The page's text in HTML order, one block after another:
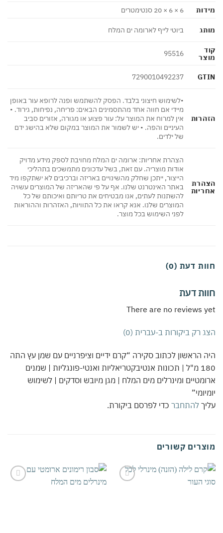
6 × 6 × 20 סנטימטרים
ביוטי לייף לארומה ים המלח
95516
7290010492237
•לשימוש חיצוני בלבד. הפסק להשתמש ופנה לרופא עור באופן
מיידי אם חווה אחד מהתסמינים הבאים: פריחה, נפיחות, גירוד. •
אין למרוח את המוצר על: עור פצוע או מגורה, אזורים סביב
העיניים והפה. • יש לשמור את המוצר במקום שלא בהישג ידם
של ילדים.
הצהרת אחריות: ארומה ים המלח מחויבת לספק מידע מדויק
אודות מוצריה. עם זאת, בשל עדכונים מתמשכים בתהליכי
הייצור, ייתכן שחלק מהשינויים באריזה וברכיבים לא ישתקפו מיד
באתר האינטרנט שלנו. אף על פי שהאריזה של המוצרים עשויה
להשתנות לעתים, אנו מבטיחים את טריותם ואיכותם של כל
המוצרים שלנו. אנא קראו את כל התוויות, האזהרות וההוראות
לפני השימוש בכל מוצר.
דעת (0)
דעת
There are no reviews
רק ביקורות ב-עברית (0)
הראשון לכתוב סקירה “קרם ידיים וציפרניים עם שמן עץ התה
180 מ"ל | תכונות אנטיבקטריאליות ואנטי-פונגליות | שמנים
ומינרלים מים המלח | מגן מיובש וסדקים | לשימוש
להתחברכדי לפרסם ביקורת.
קשורים